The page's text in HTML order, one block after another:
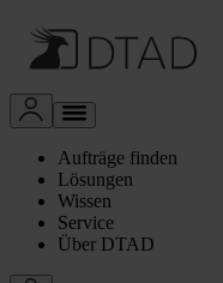
Aufträge finden
Lösungen
Wissen
Service
Über DTAD